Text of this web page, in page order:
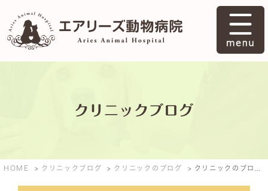
クリニックブログ
HOME クリニックブログ クリニックのブログ